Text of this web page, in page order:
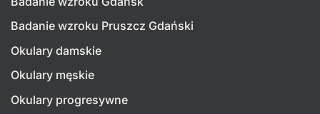
Badanie wzroku Pruszcz Gdański
Okulary damskie
Okulary męskie
Okulary progresywne